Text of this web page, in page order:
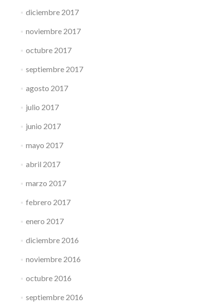
diciembre 2017
noviembre 2017
octubre 2017
septiembre 2017
agosto 2017
julio 2017
junio 2017
mayo 2017
abril 2017
marzo 2017
febrero 2017
enero 2017
diciembre 2016
noviembre 2016
octubre 2016
septiembre 2016